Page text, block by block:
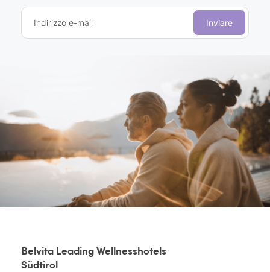
Indirizzo e-mail Inviare
Belvita Leading Wellnesshotels
Südtirol